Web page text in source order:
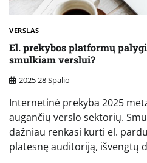
VERSLAS
El. prekybos platformų
smulkiam verslui?
2025 28 Spalio
Internetinė prekyba 2025
augančių verslo sektorių.
dažniau renkasi kurti el.
platesnę auditoriją, išvengtų